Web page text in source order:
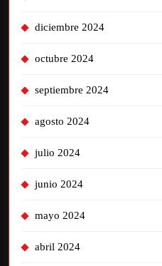
diciembre 2024
octubre 2024
septiembre 2024
agosto 2024
julio 2024
junio 2024
mayo 2024
abril 2024